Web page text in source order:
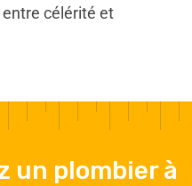
célérité et
un plombier à